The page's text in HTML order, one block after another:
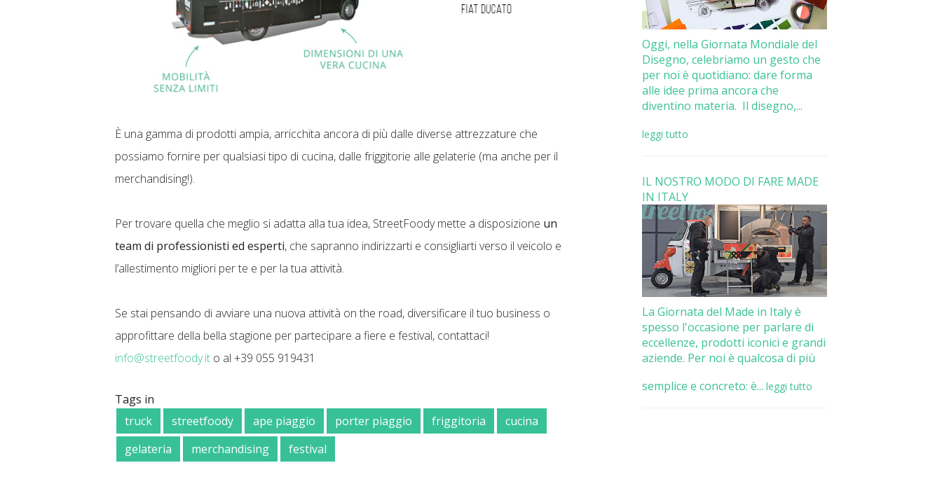
È una gamma di prodotti ampia, arricchita ancora di più dalle diverse attrezzature che
possiamo fornire per qualsiasi tipo di cucina, dalle friggitorie alle gelaterie (ma anche per il
merchandising!).
Per trovare quella che meglio si adatta alla tua idea, StreetFoody mette a disposizione un
team di professionisti ed esperti, che sapranno indirizzarti e consigliarti verso il veicolo e
l’allestimento migliori per te e per la tua attività.
Se stai pensando di avviare una nuova attività on the road, diversificare il tuo business o
approfittare della bella stagione per partecipare a fiere e festival, contattaci!
info@streetfoody.it o al +39 055 919431
Tags in
truck
streetfoody ape piaggio porter piaggio friggitoria
cucina
gelateria
merchandising festival
Oggi, nella Giornata Mondiale del
Disegno, celebriamo un gesto che
per noi è quotidiano: dare forma
alle idee prima ancora che
diventino materia. Il disegno,...
leggi tutto
IL NOSTRO MODO DI FARE MADE
IN ITALY
La Giornata del Made in Italy è
spesso l'occasione per parlare di
eccellenze, prodotti iconici e grandi
aziende. Per noi è qualcosa di più
semplice e concreto: è... leggi tutto